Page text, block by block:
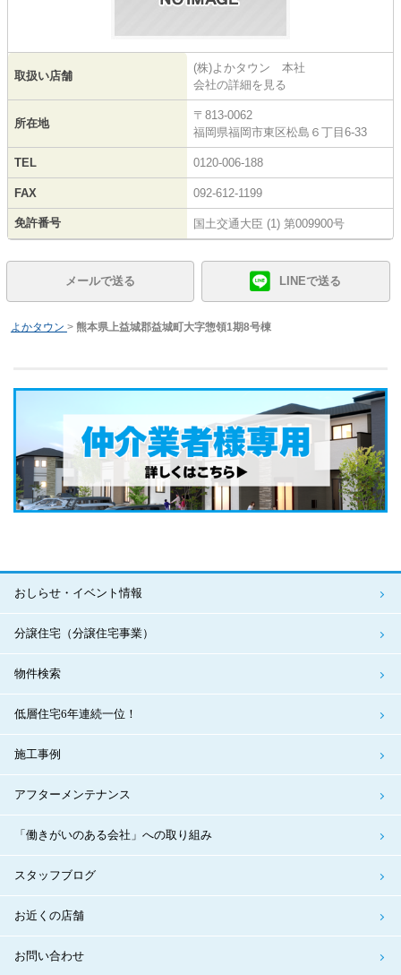
取扱い店舗
(株)よかタウン 本社
会社の詳細を見る
所在地
〒813-0062
福岡県福岡市東区松島６丁目6-33
TEL 0120-006-188
FAX 092-612-1199
免許番号 国土交通大臣 (1) 第009900号
メールで送る LINEで送る
よかタウン > 熊本県上益城郡益城町大字惣領1期8号棟
おしらせ・イベント情報
分譲住宅（分譲住宅事業）
物件検索
低層住宅6年連続一位！
施工事例
アフターメンテナンス
「働きがいのある会社」への取り組み
スタッフブログ
お近くの店舗
お問い合わせ